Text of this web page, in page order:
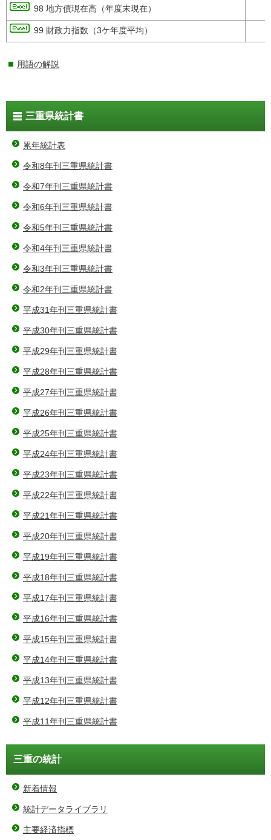
98 地方債現在高（年度末現在）
99 財政力指数（3ケ年度平均）
用語の解説
三重県統計書
累年統計表
令和8年刊三重県統計書
令和7年刊三重県統計書
令和6年刊三重県統計書
令和5年刊三重県統計書
令和4年刊三重県統計書
令和3年刊三重県統計書
令和2年刊三重県統計書
平成31年刊三重県統計書
平成30年刊三重県統計書
平成29年刊三重県統計書
平成28年刊三重県統計書
平成27年刊三重県統計書
平成26年刊三重県統計書
平成25年刊三重県統計書
平成24年刊三重県統計書
平成23年刊三重県統計書
平成22年刊三重県統計書
平成21年刊三重県統計書
平成20年刊三重県統計書
平成19年刊三重県統計書
平成18年刊三重県統計書
平成17年刊三重県統計書
平成16年刊三重県統計書
平成15年刊三重県統計書
平成14年刊三重県統計書
平成13年刊三重県統計書
平成12年刊三重県統計書
平成11年刊三重県統計書
三重の統計
新着情報
統計データライブラリ
主要経済指標